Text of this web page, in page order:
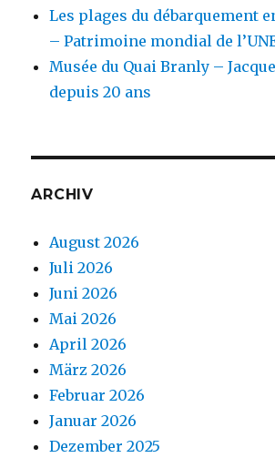
Les plages du débarquement
– Patrimoine mondial de
Musée du Quai Branly –
depuis 20 ans
ARCHIV
August 2026
Juli 2026
Juni 2026
Mai 2026
April 2026
März 2026
Februar 2026
Januar 2026
Dezember 2025